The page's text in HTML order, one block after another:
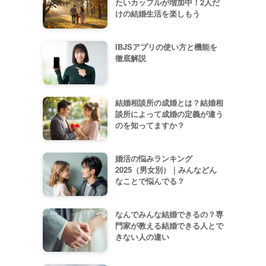
けの結婚生活を楽しもう
IBJSアプリの使い方と機能を
徹底解説
結婚相談所の成婚とは？結婚相
談所によって成婚の定義が違う
のを知ってますか？
婚活の悩みランキング
2025（男女別）｜みんなどん
なことで悩んでる？
なんでみんな結婚できるの？専
門家が教える結婚できる人とで
きない人の違い